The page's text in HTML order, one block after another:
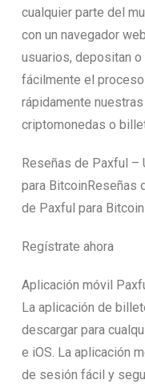
cualquier parte del
con un navegador
usuarios, depositan
fácilmente el
rápidamente
criptomonedas o
Reseñas de Paxful –
para BitcoinReseñas
de Paxful para Bitcoin
Regístrate ahora
Aplicación móvil
La aplicación de
descargar para
e iOS. La aplicación
de sesión fácil y